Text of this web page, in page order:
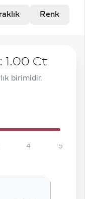
Renk
1.00 Ct
birimidir.
4 5